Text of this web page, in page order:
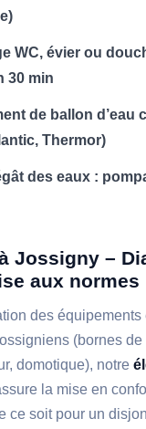
WC, évier ou
30 min
de ballon d’eau
Thermor)
des eaux :
Jossigny –
aux normes
des
(bornes de
domotique), notre
la mise en
ce soit pour un